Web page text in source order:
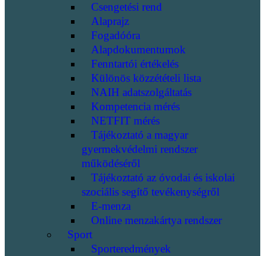
Csengetési rend
Alaprajz
Fogadóóra
Alapdokumentumok
Fenntartói értékelés
Különös közzétételi lista
NAIH adatszolgáltatás
Kompetencia mérés
NETFIT mérés
Tájékoztató a magyar
gyermekvédelmi rendszer
működéséről
Tájékoztató az óvodai és iskolai
szociális segítő tevékenységről
E-menza
Online menzakártya rendszer
Sport
Sporteredmények